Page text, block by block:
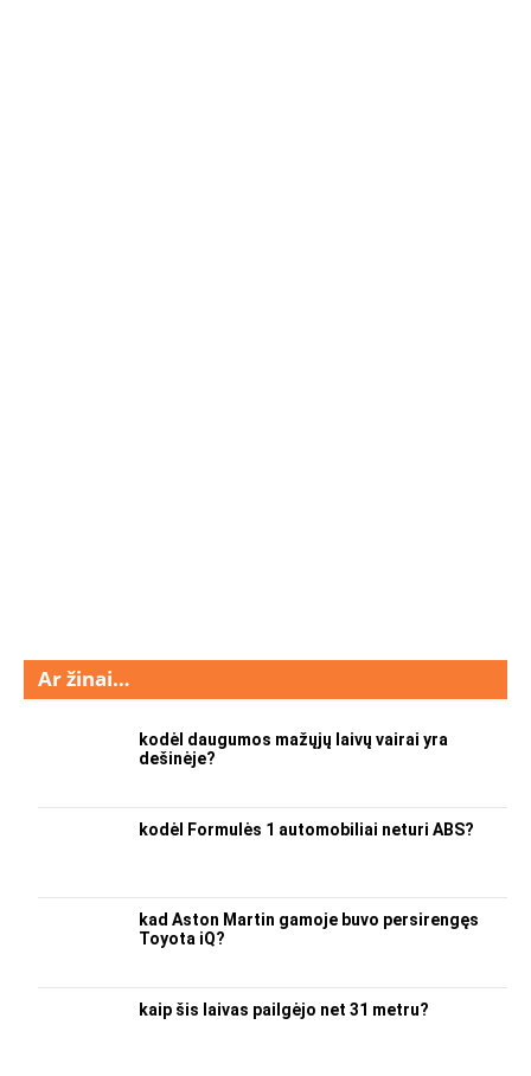
Ar žinai…
kodėl daugumos mažųjų laivų vairai yra
dešinėje?
kodėl Formulės 1 automobiliai neturi ABS?
kad Aston Martin gamoje buvo persirengęs
Toyota iQ?
kaip šis laivas pailgėjo net 31 metru?